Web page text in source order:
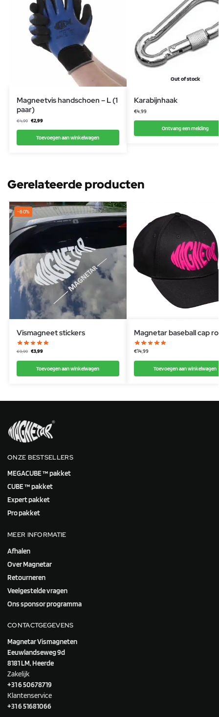
Magneetvis handschoen – L (1
paar)
€4,99 €2,99
Toevoegen aan winkelwagen
Out of stock
Karabijnhaak
€4,99
Ontvang een melding
Gerelateerde producten
-60%
Vismagneet stickers
€9,99 €3,99
Toevoegen aan winkelwagen
Magnetar baseball cap
€14,99
Toevoegen aan winkelwagen
ONZE BESTSELLERS
MEGACUBE ™ pakket
CUBE ™ pakket
Expert pakket
Pro pakket
MEER INFORMATIE
Afhalen
Over Magnetar
Retourneren
Veelgestelde vragen
Ons sponsor programma
CONTACTGEGEVENS
Magnetar Vismagneten
Eeuwlandseweg 9d
8181 LM, Heerde
Zakelijk
+31 6 50678719
Klantenservice
+31 6 51681066